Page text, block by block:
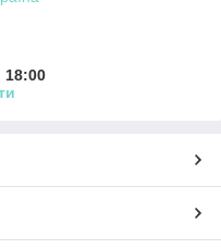
18:00